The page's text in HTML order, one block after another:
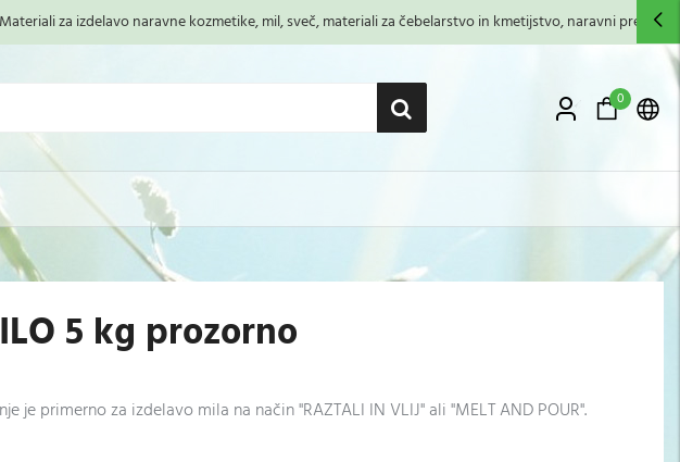
Materiali za izdelavo naravne kozmetike, mil, sveč, materiali za čebelarstvo in kmetijstvo, naravni premazi,...
0
5 kg prozorno
je primerno za izdelavo mila na način "RAZTALI IN VLIJ" ali "MELT AND POUR".